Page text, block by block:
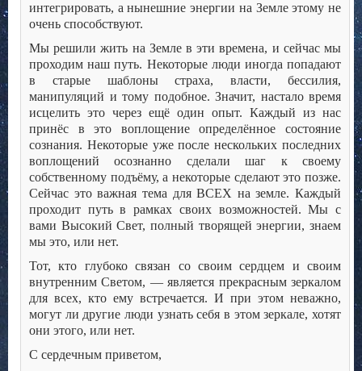
интегрировать, а нынешние энергии на Земле этому не
очень способствуют.
Мы решили жить на Земле в эти времена, и сейчас мы
проходим наш путь. Некоторые люди иногда попадают
в старые шаблоны страха, власти, бессилия,
манипуляций и тому подобное. Значит, настало время
исцелить это через ещё один опыт. Каждый из нас
принёс в это воплощение определённое состояние
сознания. Некоторые уже после нескольких последних
воплощений осознанно сделали шаг к своему
собственному подъёму, а некоторые сделают это позже.
Сейчас это важная тема для ВСЕХ на земле. Каждый
проходит путь в рамках своих возможностей. Мы с
вами Высокий Свет, полный творящей энергии, знаем
мы это, или нет.
Тот, кто глубоко связан со своим сердцем и своим
внутренним Светом, — является прекрасным зеркалом
для всех, кто ему встречается. И при этом неважно,
могут ли другие люди узнать себя в этом зеркале, хотят
они этого, или нет.
С сердечным приветом,